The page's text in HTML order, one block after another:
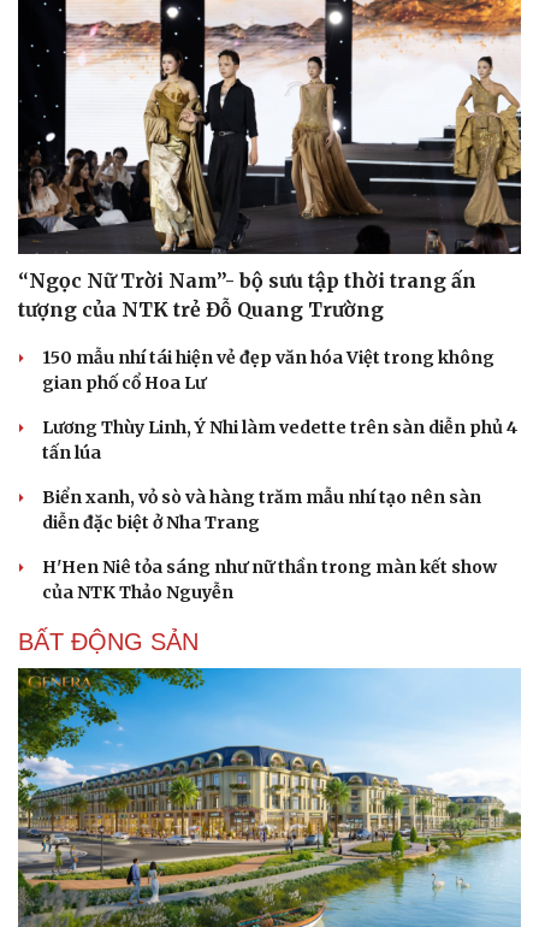
Doanh nghiệp
Thông tin doanh nghiệp
Doanh nghiệp 24h
Doanh nhân
Vì cộng đồng
Công nghệ
“Ngọc Nữ Trời Nam”- bộ sưu tập thời trang ấn
tượng của NTK trẻ Đỗ Quang Trường
150 mẫu nhí tái hiện vẻ đẹp văn hóa Việt trong không
gian phố cổ Hoa Lư
Lương Thùy Linh, Ý Nhi làm vedette trên sàn diễn phủ 4
tấn lúa
Biển xanh, vỏ sò và hàng trăm mẫu nhí tạo nên sàn
diễn đặc biệt ở Nha Trang
H'Hen Niê tỏa sáng như nữ thần trong màn kết show
của NTK Thảo Nguyễn
BẤT ĐỘNG SẢN